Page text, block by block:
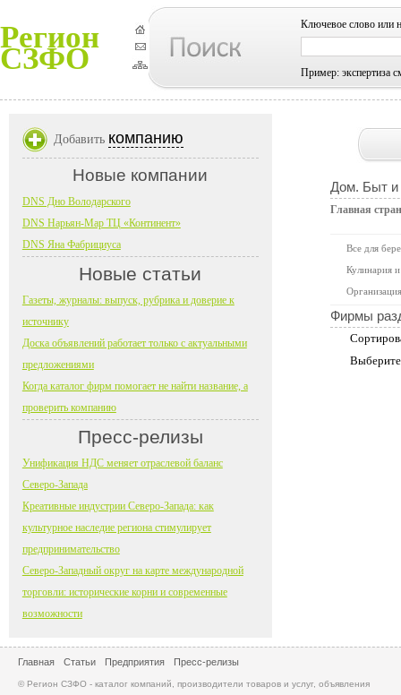
Регион
СЗФО
Ключевое слово или
Пример: экспертиза
Дом. Быт
Главная
Все для
Кулинария
Фирмы
Добавить компанию
Новые компании
DNS Дно Володарского
DNS Нарьян-Мар ТЦ «Континент»
DNS Яна Фабрициуса
Новые статьи
Газеты, журналы: выпуск, рубрика и доверие к
источнику
Доска объявлений работает только с актуальными
предложениями
Когда каталог фирм помогает не найти название, а
проверить компанию
Пресс-релизы
Унификация НДС меняет отраслевой баланс
Северо-Запада
Креативные индустрии Северо-Запада: как
культурное наследие региона стимулирует
предпринимательство
Северо-Западный округ на карте международной
торговли: исторические корни и современные
возможности
Главная Статьи Предприятия Пресс-релизы
© Регион СЗФО - каталог компаний, производители товаров и услуг, объявления